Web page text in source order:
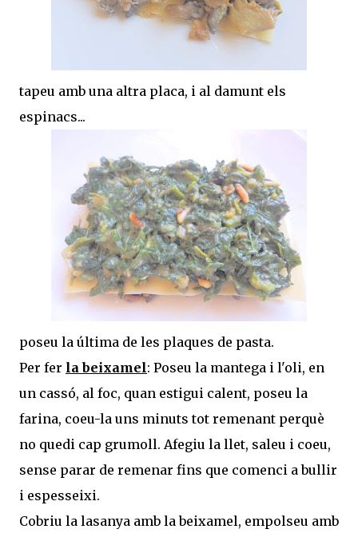
tapeu amb una altra placa, i al damunt els
espinacs...
poseu la última de les plaques de pasta.
Per fer la beixamel: Poseu la mantega i l'oli, en
un cassó, al foc, quan estigui calent, poseu la
farina, coeu-la uns minuts tot remenant perquè
no quedi cap grumoll. Afegiu la llet, saleu i coeu,
sense parar de remenar fins que comenci a bullir
i espesseixi.
Cobriu la lasanya amb la beixamel, empolseu amb